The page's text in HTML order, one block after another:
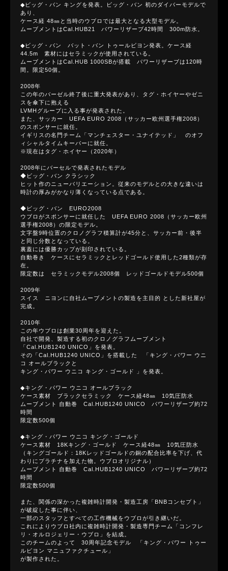
◆ビッグ・バン キングを発表。ビッグ・バン 初のダイバーモデルで
あり、
ケース経 48㎜と当時のウブロでは最大となる大型モデル。
ムーブメントはCal.HUB21 パワーリザーブ42時間 300m防水。
◆ビッグ・バン バット・バン トゥールビヨン発表。ケース経
44.5m 素材にはセラミックが使用されている。
ムーブメントはCal.HUB 1000SBが搭載 パワーリザーブは120時
間。限定50個。
2008年
この年のバーゼル終了後に重大発表があり、タグ・ホイヤーやゼニ
スを傘下に抱える
LVMHグループに入る事が発表された。
また、サッカー UEFA EURO 2008（サッカー欧州選手権2008）
のスポンサーに就任。
イギリスの名門チーム「マンチェスター・ユナイテッド」 のオフ
ィシャルタイムキーパーに就任。
※現在はタグ・ホイヤー（2020年）
2008年にバーセルで発表されたモデル
◆ビッグ・バン クラシック
ヒット作のニューバリエーション。従来のモデルとの大きな違いは
時計の厚みがかなり薄くなっている点である。
◆ビッグ・バン EURO2008
ウブロがスポンサーに就任した UEFA EURO 2008（サッカー欧州
選手権2008）の限定モデル。
文字盤9時位置のクロノグラフ積算計が45分と、サッカー前・後半
と同じ分数となっている。
裏蓋には優勝カップが刻印されている。
自動巻き ケースにセラミックとレッドゴールド使用した2種類が存
在。
限定数は セラミックモデル2008個 レッドゴールドモデル500個
2009年
スイス ニヨンに自社ムーブメントの製造を主目的 とした新社屋が
完成。
2010年
この年ウブロは創業30周年を迎えた。
自社で開発、製造する初のクロノグラフムーブメント
「Cal.HUB1240 UNICO」を発表。
その「Cal.HUB1240 UNICO」を搭載した 「キング・パワー ウニ
コ オールブラックと
キング・パワー ウニコ キング・ゴールド 」を発表。
◆キング・パワー ウニコ オールブラック
ケース素材 ブラックセラミック ケース経48㎜ 10気圧防水
ムーブメント 自動巻 Cal.HUB1240 UNICO パワーリザーブ約72
時間
限定数500個
◆キング・パワー ウニコ キング・ゴールド
ケース素材 18Kキング・ゴールド ケース経48㎜ 10気圧防水
（キングゴールド：18Kレッドゴールドの銅の配合比率を下げ、代
わりにプラチナを加えた物。ウブロオリジナル）
ムーブメント 自動巻 Cal.HUB1240 UNICO パワーリザーブ約72
時間
限定数500個
また、関係の深かった複雑時計開発・製造工房「BNBコンセプト」
が破綻した事に伴い、
一部のスタッフとすべての工作機械をウブロが引き継いだ。
これによりウブロ社内に複雑時計開発・製造専門チーム「コンフレ
リ・オルロジェリー・ウブロ」を結成。
このチームのよって 30周年記念モデル 「キング・パワー トゥー
ルビヨン マニュファクチュール」
が製作された。